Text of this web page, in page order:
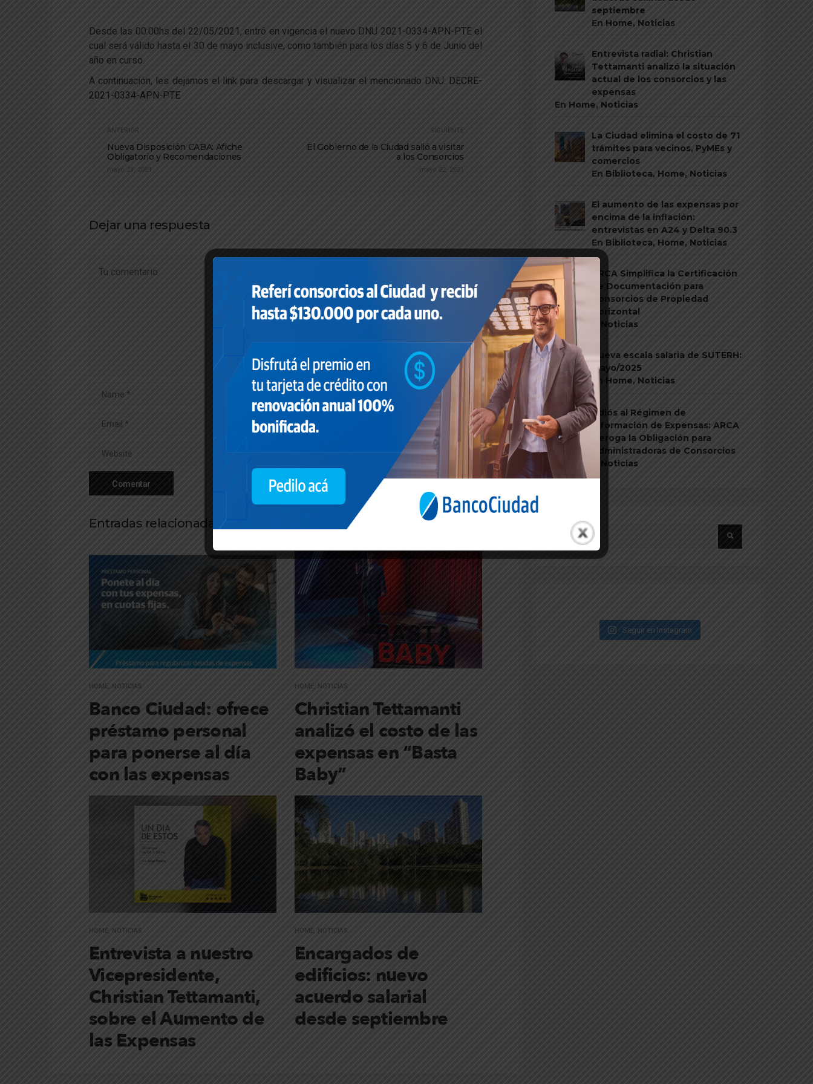
Desde las 00:00hs del 22/05/2021, entró en vigencia el nuevo DNU 2021-0334-APN-PTE el
cual será válido hasta el 30 de mayo inclusive, como también para los días 5 y 6 de Junio del
año en curso.
A continuación, les dejamos el link para descargar y visualizar el mencionado DNU: DECRE-
2021-0334-APN-PTE
ANTERIOR
Nueva Disposición CABA: Afiche
Obligatorio y Recomendaciones
mayo 21, 2021
SIGUIENTE
El Gobierno de la Ciudad salió a visitar
a los Consorcios
mayo 22, 2021
Dejar una respuesta
Entradas relacionadas
HOME, NOTICIAS
Banco Ciudad: ofrece
préstamo personal
para ponerse al día
con las expensas
HOME, NOTICIAS
Christian Tettamanti
analizó el costo de las
expensas en “Basta
Baby”
HOME NOTICIAS
Entrevista a nuestro
Vicepresidente,
Christian Tettamanti,
sobre el Aumento de
las Expensas
HOME NOTICIAS
Encargados de
edificios: nuevo
acuerdo salarial
desde septiembre
septiembre
En Home, Noticias
Entrevista radial: Christian
Tettamanti analizó la situación
actual de los consorcios y las
expensas
En Home, Noticias
La Ciudad elimina el costo de 71
trámites para vecinos, PyMEs y
comercios
En Biblioteca, Home, Noticias
El aumento de las expensas por
encima de la inflación:
entrevistas en A24 y Delta 90.3
En Biblioteca, Home, Noticias
ARCA Simplifica la Certificación
de Documentación para
Consorcios de Propiedad
Horizontal
Home Noticias
Nueva escala salaria de SUTERH:
mayo/2025
En
Home, Noticias
Adiós al Régimen de
Información de Expensas: ARCA
Deroga la Obligación para
Administradoras de Consorcios
Home Noticias
Seguir en Instagram